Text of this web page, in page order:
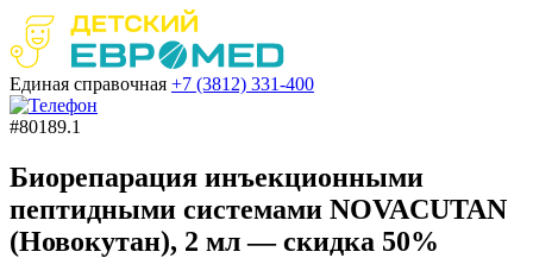
Единая справочная +7 (3812) 331-400
#80189.1
Биорепарация инъекционными
пептидными системами NOVACUTAN
(Новокутан), 2 мл — скидка 50%